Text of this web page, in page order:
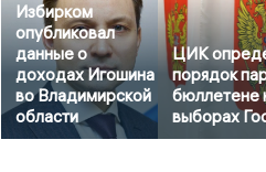
Избирком
опубликовал
данные о
доходах Игошина
во Владимирской
области
ЦИК
порядок
бюллетене
выборах